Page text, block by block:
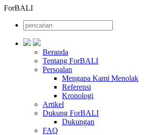
ForBALI
Beranda
Tentang ForBALI
Persoalan
Mengapa Kami Menolak
Referensi
Kronologi
Artikel
Dukung ForBALI
Dukungan
FAQ